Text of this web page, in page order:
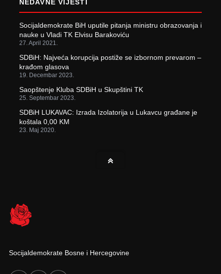
NEDAVNE VIJESTI
Socijaldemokrate BiH uputile pitanja ministru obrazovanja i
nauke u Vladi TK Elvisu Barakoviću
27. April 2021.
SDBiH: Najveća korupcija postiže se izbornom prevarom –
krađom glasova
19. Decembar 2023.
Saopštenje Kluba SDBiH u Skupštini TK
25. Septembar 2023.
SDBiH LUKAVAC: Izrada Izolatorija u Lukavcu građane je
koštala 0,00 KM
23. Maj 2020.
Socijaldemokrate Bosne i Hercegovine